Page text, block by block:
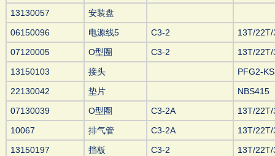
13130057
安装盘
06150096
电源线5 C3-2
13T/
07120005
O型圈 C3-2
13T/
13150103
接头
PFG2-
22130042
垫片
NBS415
07130039
O型圈 C3-2A
13T/
10067
排气管 C3-2A
13T/
13150197
挡板 C3-2
13T/